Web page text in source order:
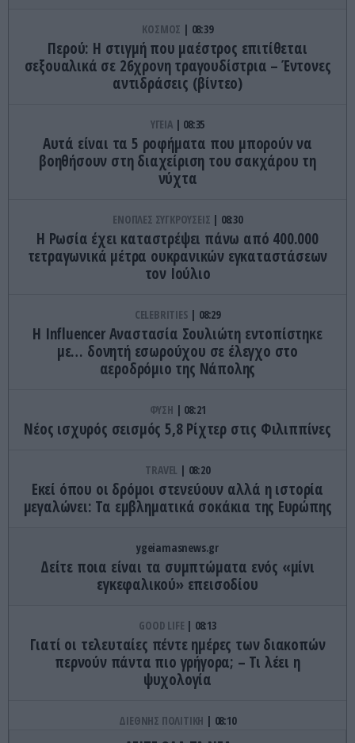
ΚΟΣΜΟΣ 08:39
Περού: Η στιγμή που μαέστρος επιτίθεται
σεξουαλικά σε 26χρονη τραγουδίστρια – Έντονες
αντιδράσεις (βίντεο)
ΥΓΕΙΑ 08:35
Αυτά είναι τα 5 ροφήματα που μπορούν να
βοηθήσουν στη διαχείριση του σακχάρου τη
νύχτα
ΕΝΟΠΛΕΣ ΣΥΓΚΡΟΥΣΕΙΣ 08:30
Η Ρωσία έχει καταστρέψει πάνω από 400.000
τετραγωνικά μέτρα ουκρανικών εγκαταστάσεων
τον Ιούλιο
CELEBRITIES 08:29
Η Ιnfluencer Αναστασία Σουλιώτη εντοπίστηκε
με… δονητή εσωρούχου σε έλεγχο στο
αεροδρόμιο της Νάπολης
ΦΥΣΗ 08:21
Νέος ισχυρός σεισμός 5,8 Ρίχτερ στις Φιλιππίνες
TRAVEL 08:20
Εκεί όπου οι δρόμοι στενεύουν αλλά η ιστορία
μεγαλώνει: Τα εμβληματικά σοκάκια της Ευρώπης
ygeiamasnews.gr
Δείτε ποια είναι τα συμπτώματα ενός «μίνι
εγκεφαλικού» επεισοδίου
GOOD LIFE 08:13
Γιατί οι τελευταίες πέντε ημέρες των διακοπών
περνούν πάντα πιο γρήγορα; – Τι λέει η
ψυχολογία
ΔΙΕΘΝΗΣ ΠΟΛΙΤΙΚΗ 08:10